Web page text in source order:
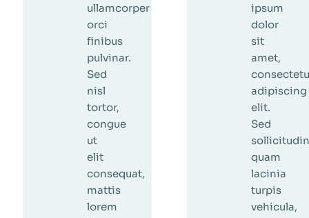
ullamcorper
orci
finibus
pulvinar.
Sed
nisl
tortor,
congue
ut
elit
consequat,
mattis
lorem
ipsum
dolor
sit
amet,
adipiscing
elit.
Sed
quam
lacinia
turpis
vehicula,